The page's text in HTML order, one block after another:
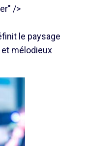
/>
le paysage
mélodieux